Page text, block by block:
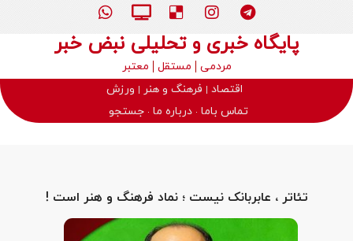
پایگاه خبری و تحلیلی نبض خبر
مردمی مستقل
معتبر
اقتصاد
فرهنگ و هنر
ورزش
تماس باما درباره ما جستجو
تئاتر ، عابربانک نیست ؛ نماد فرهنگ و هنر است !